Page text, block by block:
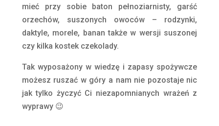
mieć przy sobie baton pełnoziarnisty, garść
orzechów, suszonych owoców – rodzynki,
daktyle, morele, banan także w wersji suszonej
czy kilka kostek czekolady.
Tak wyposażony w wiedzę i zapasy spożywcze
możesz ruszać w góry a nam nie pozostaje nic
jak tylko życzyć Ci niezapomnianych wrażeń z
wyprawy 😉